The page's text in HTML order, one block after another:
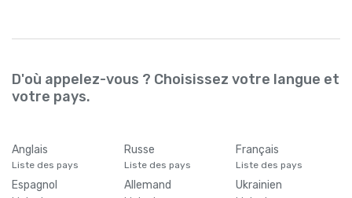
D'où appelez-vous ? Choisissez votre langue et
votre pays.
Anglais
Liste des pays
Russe
Liste des pays
Français
Liste des pays
Espagnol Allemand Ukrainien